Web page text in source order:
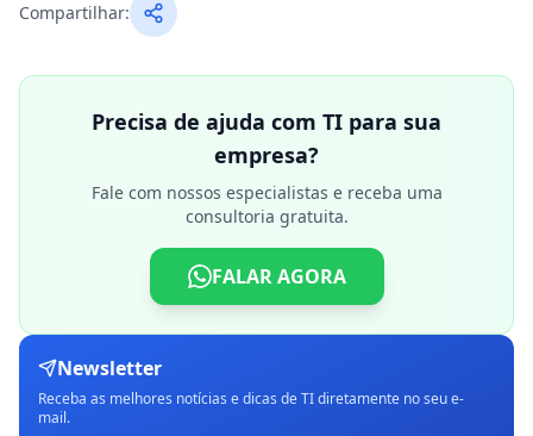
Compartilhar:
Precisa de ajuda com TI para sua
empresa?
Fale com nossos especialistas e receba uma
consultoria gratuita.
FALAR AGORA
Newsletter
Receba as melhores notícias e dicas de TI diretamente no seu e-
mail.